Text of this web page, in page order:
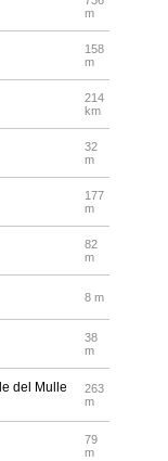
m
158
m
214
km
32
m
177
m
82
m
8 m
38
m
del Mulle
263
m
79
m